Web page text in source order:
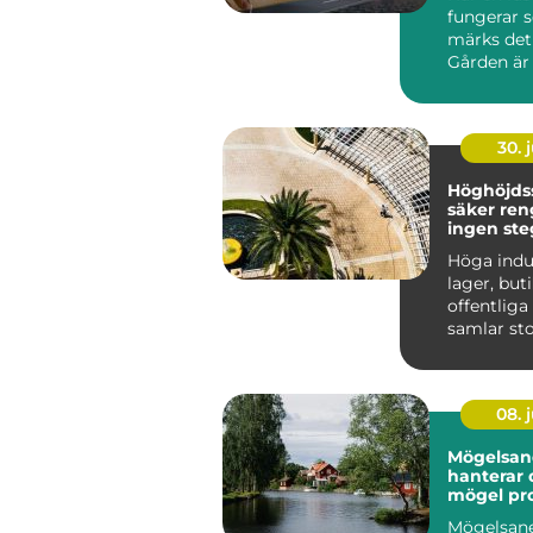
fungerar
märks
Gården
känns t...
30.
säker
ingen
Höga
lager,
offentliga
samlar
smuts
08.
hanterar
mögel